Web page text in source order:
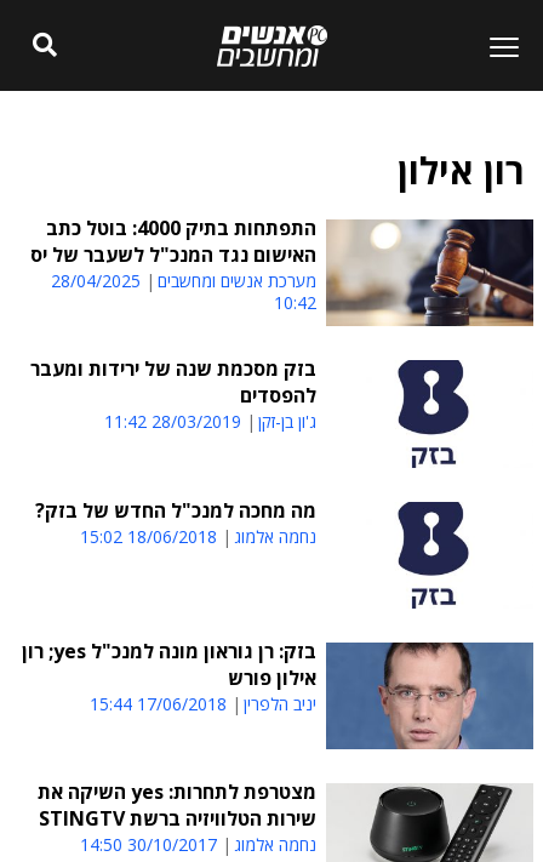
רון אילון
התפתחות בתיק 4000: בוטל כתב
האישום נגד המנכ"ל לשעבר של יס
מערכת אנשים ומחשבים
28/04/2025
10:42
בזק מסכמת שנה של ירידות ומעבר
להפסדים
ג'ון בן-זקן 28/03/2019 11:42
מה מחכה למנכ"ל החדש של בזק?
נחמה אלמוג 18/06/2018 15:02
בזק: רן גוראון מונה למנכ"ל yes; רון
אילון פורש
יניב הלפרין 17/06/2018 15:44
מצטרפת לתחרות: yes השיקה את
שירות הטלוויזיה ברשת STINGTV
נחמה אלמוג 30/10/2017 14:50